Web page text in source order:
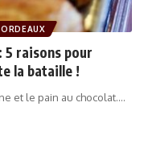
5 raisons pour
la bataille !
et le pain au chocolat.…